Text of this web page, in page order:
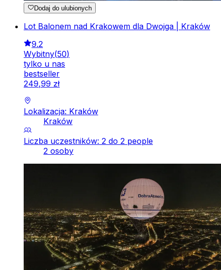
Dodaj do ulubionych
Lot Balonem nad Krakowem dla Dwojga | Kraków
9.2
Wybitny(50)
tylko u nas
bestseller
249,99 zł
Lokalizacja: Kraków
Kraków
Liczba uczestników: 2 do 2 people
2 osoby